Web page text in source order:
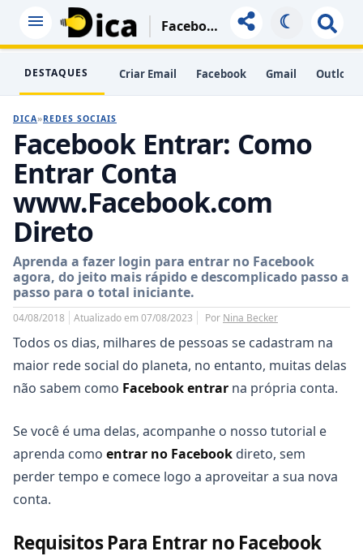
Facebook Entrar: Como Entrar Conta Www.Facebook.com Direto ☾
DESTAQUES Criar Email Facebook Gmail Outlook
DICA»REDES SOCIAIS
Facebook Entrar: Como
Entrar Conta
www.Facebook.com
Direto
Aprenda a fazer login para entrar no Facebook
agora, do jeito mais rápido e descomplicado passo a
passo para o total iniciante.
04/08/2018 Atualizado em 07/08/2023 Por Nina Becker
Todos os dias, milhares de pessoas se cadastram na
maior rede social do planeta, no entanto, muitas delas
não sabem como Facebook entrar na própria conta.
Se você é uma delas, acompanhe o nosso tutorial e
aprenda como entrar no Facebook direto, sem
perder tempo e comece logo a aproveitar a sua nova
conta.
Requisitos Para Entrar no Facebook